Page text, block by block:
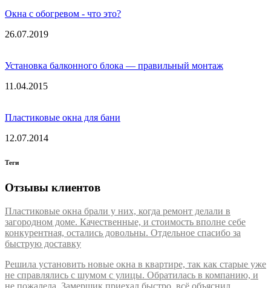
Окна с обогревом - что это?
26.07.2019
Установка балконного блока — правильный монтаж
11.04.2015
Пластиковые окна для бани
12.07.2014
Теги
Отзывы клиентов
Пластиковые окна брали у них, когда ремонт делали в
загородном доме. Качественные, и стоимость вполне себе
конкурентная, остались довольны. Отдельное спасибо за
быструю доставку
Решила установить новые окна в квартире, так как старые уже
не справлялись с шумом с улицы. Обратилась в компанию, и
не пожалела. Замерщик приехал быстро, всё объяснил,